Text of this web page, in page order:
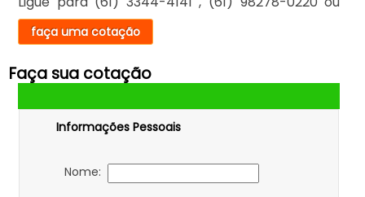
faça uma cotação
Faça sua cotação
Informações Pessoais
Nome: